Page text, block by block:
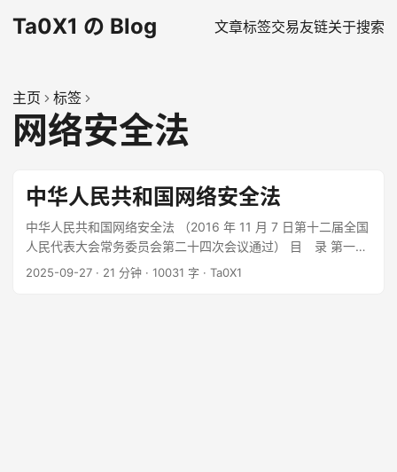
Ta0X1 の Blog 文章标签交易友链关于搜索
主页 标签
网络安全法
中华人民共和国网络安全法
中华人民共和国网络安全法 （2016 年 11 月 7 日第十二届全国
人民代表大会常务委员会第二十四次会议通过） 目 录 第一
章 总 则 第二章 网络安全支持与促进 第三章 网络运行安
2025-09-27 · 21 分钟 · 10031 字 · Ta0X1